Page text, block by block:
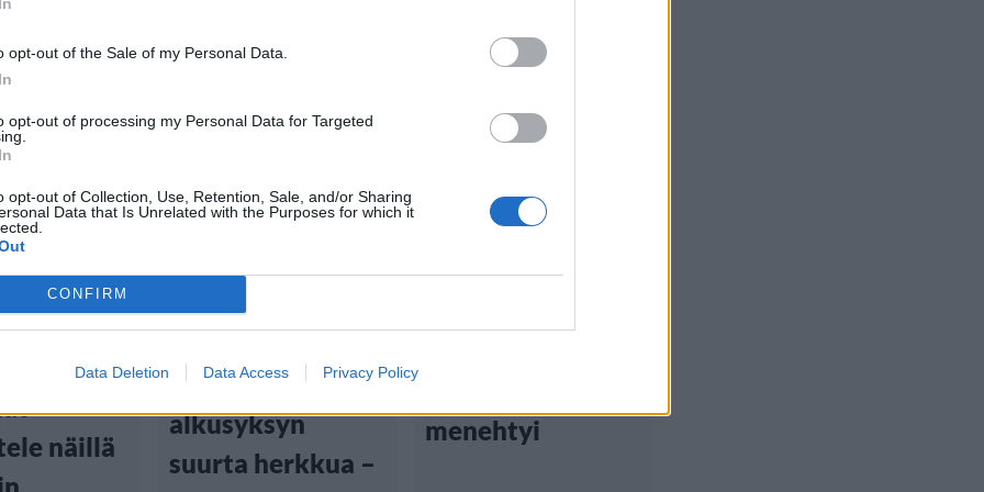
opt-out of the Sale of my Personal Data.
opt-out of processing my Personal Data for Targeted
opt-out of Collection, Use, Retention, Sale, and/or Sharing
Data that Is Unrelated with the Purposes for which it
CONFIRM
Data Deletion Data Access Privacy Policy
parhaat
–
näillä
Ruoka
7.8.2024, 22:00
Kantarellit ovat
alkusyksyn
suurta herkkua –
4.11.2023, 23:55
Nainen leipoi
menehtyi